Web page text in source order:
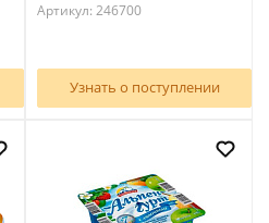
Артикул: 246700
Узнать о поступлении